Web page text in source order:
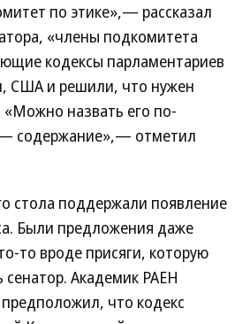
по этике»,— рассказал
«члены подкомитета
кодексы парламентариев
США и решили, что нужен
назвать его по-
— содержание»,— отметил
стола поддержали появление
Были предложения даже
то вроде присяги, которую
Академик РАЕН
что кодекс